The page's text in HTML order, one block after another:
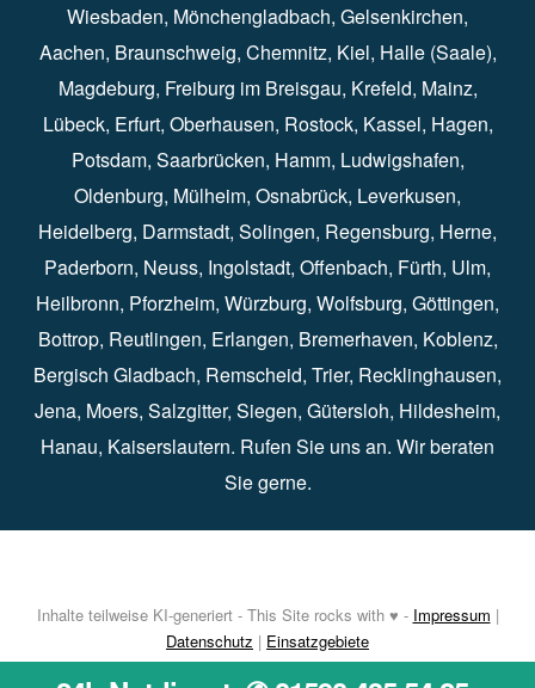
Wiesbaden⁠⁠, Mönchengladbach⁠, Gelsenkirchen⁠⁠,
Aachen⁠⁠, Braunschweig⁠, Chemnitz⁠⁠, Kiel⁠, Halle (Saale)⁠⁠,
Magdeburg⁠, Freiburg im Breisgau⁠⁠, Krefeld⁠⁠, Mainz⁠⁠,
Lübeck⁠, Erfurt⁠, Oberhausen⁠⁠, Rostock⁠⁠, Kassel⁠⁠, Hagen⁠,
Potsdam⁠, Saarbrücken⁠⁠, Hamm⁠, Ludwigshafen⁠,
Oldenburg⁠, Mülheim⁠, Osnabrück⁠⁠, Leverkusen⁠,
Heidelberg⁠, Darmstadt⁠⁠, Solingen⁠, Regensburg⁠, Herne⁠⁠,
Paderborn⁠, Neuss⁠, Ingolstadt⁠, Offenbach, Fürth⁠⁠, Ulm⁠⁠,
Heilbronn⁠, Pforzheim⁠, Würzburg⁠, Wolfsburg⁠⁠, Göttingen⁠,
Bottrop⁠, Reutlingen⁠, Erlangen⁠⁠, Bremerhaven⁠, Koblenz⁠,
Bergisch Gladbach⁠, Remscheid⁠⁠, Trier⁠⁠, Recklinghausen⁠,
Jena⁠⁠, Moers⁠⁠, Salzgitter⁠⁠, Siegen⁠⁠, Gütersloh⁠, Hildesheim⁠⁠,
Hanau⁠, Kaiserslautern⁠⁠. Rufen Sie uns an. Wir beraten
Sie gerne.
Inhalte teilweise KI-generiert - This Site rocks with ♥ - Impressum |
Datenschutz | Einsatzgebiete